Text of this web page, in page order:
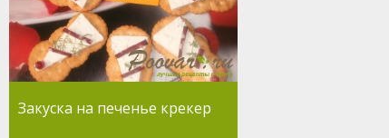
Закуска на печенье крекер